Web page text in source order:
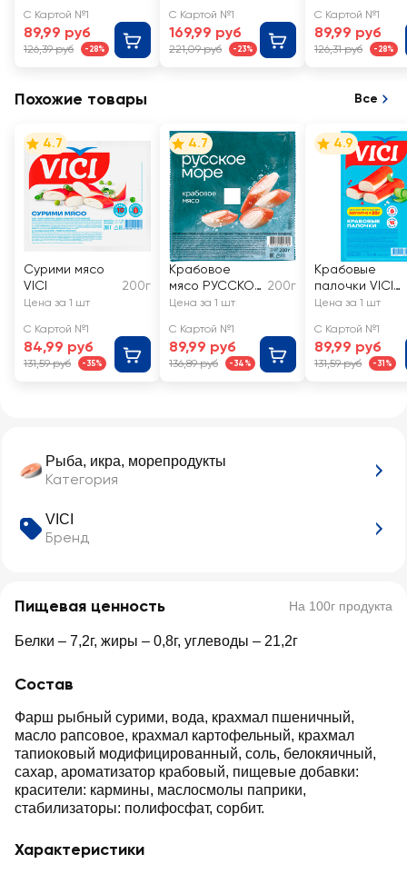
Рыба, икра, морепродукты
Категория
VICI
Бренд
Пищевая ценность На 100г продукта
Белки – 7,2г, жиры – 0,8г, углеводы – 21,2г
Состав
Фарш рыбный сурими, вода, крахмал пшеничный,
масло рапсовое, крахмал картофельный, крахмал
тапиоковый модифицированный, соль, белокяичный,
сахар, ароматизатор крабовый, пищевые добавки:
красители: кармины, маслосмолы паприки,
стабилизаторы: полифосфат, сорбит.
Характеристики
С Картой №1
89,99 руб
126,39 руб -28%
По-Егорьевски,
нарезка
С Картой №1
169,99 руб
221,09 руб -23%
С Картой №1
89,99 руб
126,31 руб -28%
Похожие товары Все
4.7
Сурими мясо
VICI
200г
Цена за 1 шт
С Картой №1
84,99 руб
131,59 руб -35%
4.7
Крабовое
мясо РУССКОЕ
МОРЕ
200г
Цена за 1 шт
С Картой №1
89,99 руб
136,89 руб -34%
4.9
Крабовые
палочки VICI
200+20г
Цена за 1 шт
С Картой №1
89,99 руб
131,59 руб -31%